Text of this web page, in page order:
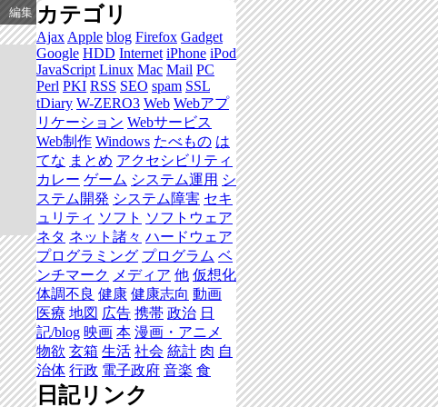
編集 カテゴリ
Ajax Apple blog Firefox Gadget
Google HDD Internet iPhone iPod
JavaScript Linux Mac Mail PC
Perl PKI RSS SEO spam SSL
tDiary W-ZERO3 Web Webアプ
リケーション Webサービス
Web制作 Windows たべもの は
てな まとめ アクセシビリティ
カレー ゲーム システム運用 シ
ステム開発 システム障害 セキ
ュリティ ソフト ソフトウェア
ネタ ネット諸々 ハードウェア
プログラミング プログラム ベ
ンチマーク メディア 他 仮想化
体調不良 健康 健康志向 動画
医療 地図 広告 携帯 政治 日
記/blog 映画 本 漫画・アニメ
物欲 玄箱 生活 社会 統計 肉 自
治体 行政 電子政府 音楽 食
日記リンク